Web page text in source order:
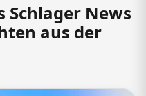
News
aus der